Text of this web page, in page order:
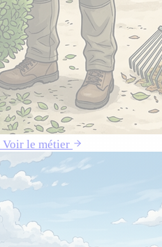
Voir le métier